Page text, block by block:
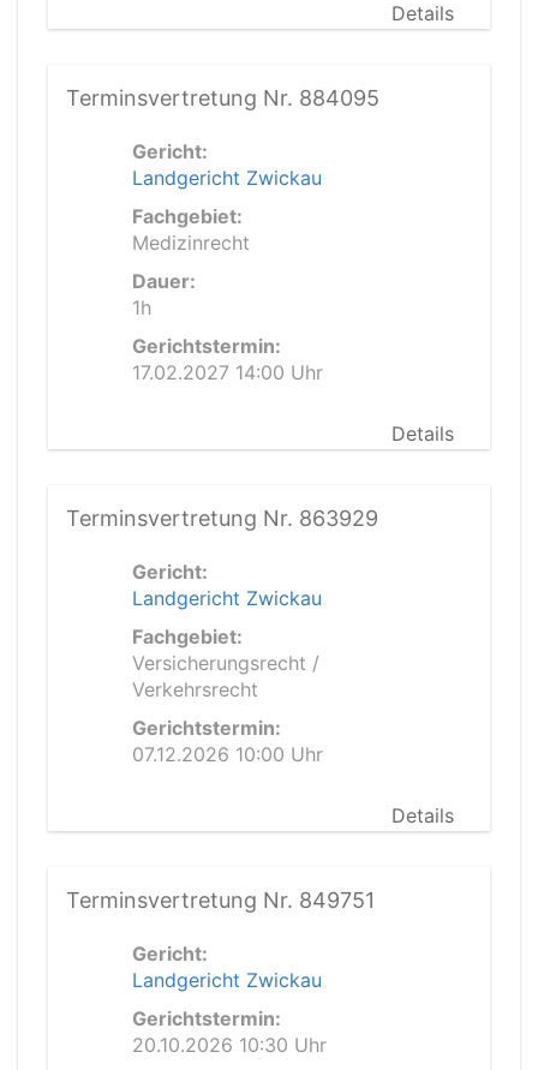
Details
Terminsvertretung Nr. 884095
Gericht:
Landgericht Zwickau
Fachgebiet:
Medizinrecht
Dauer:
1h
Gerichtstermin:
17.02.2027 14:00 Uhr
Details
Terminsvertretung Nr. 863929
Gericht:
Landgericht Zwickau
Fachgebiet:
Versicherungsrecht /
Verkehrsrecht
Gerichtstermin:
07.12.2026 10:00 Uhr
Details
Terminsvertretung Nr. 849751
Gericht:
Landgericht Zwickau
Gerichtstermin:
20.10.2026 10:30 Uhr